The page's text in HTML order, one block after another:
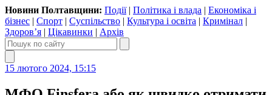
Новини Полтавщини: Події| Політика і влада | Економіка і
бізнес | Спорт | Суспільство | Культура і освіта | Кримінал |
Здоров’я | Цікавинки | Архів
15 лютого 2024, 15:15